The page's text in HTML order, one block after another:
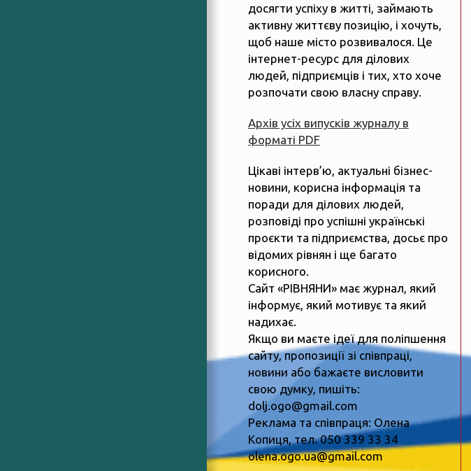
досягти успіху в житті, займають
активну життєву позицію, і хочуть,
щоб наше місто розвивалося. Це
інтернет-ресурс для ділових
людей, підприємців і тих, хто хоче
розпочати свою власну справу.
Архів усіх випусків журналу в
форматі PDF
Цікаві інтерв’ю, актуальні бізнес-
новини, корисна інформація та
поради для ділових людей,
розповіді про успішні українські
проєкти та підприємства, досьє про
відомих рівнян і ще багато
корисного.
Сайт «РІВНЯНИ» має журнал, який
інформує, який мотивує та який
надихає.
Якщо ви маєте ідеї для поліпшення
сайту, пропозиції зі співпраці,
новини або бажаєте висловити
свою думку, пишіть:
dolj.ogo@gmail.com
Реклама та співпраця: Олена
Копиця, тел. 050 339 33 34
olena.ogo.ua@gmail.com